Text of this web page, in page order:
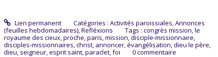
Lien permanent Catégories : Activités paroissiales,Annonces
(feuilles hebdomadaires),Refléxions Tags : congrès mission,le
royaume des cieux,proche,paris,mission,disciple-missionnaire,
disciples-missionnaires,christ, annoncer,évangélisation,dieu le père,
dieu, seigneur,esprit saint,paraclet,foi 0commentaire